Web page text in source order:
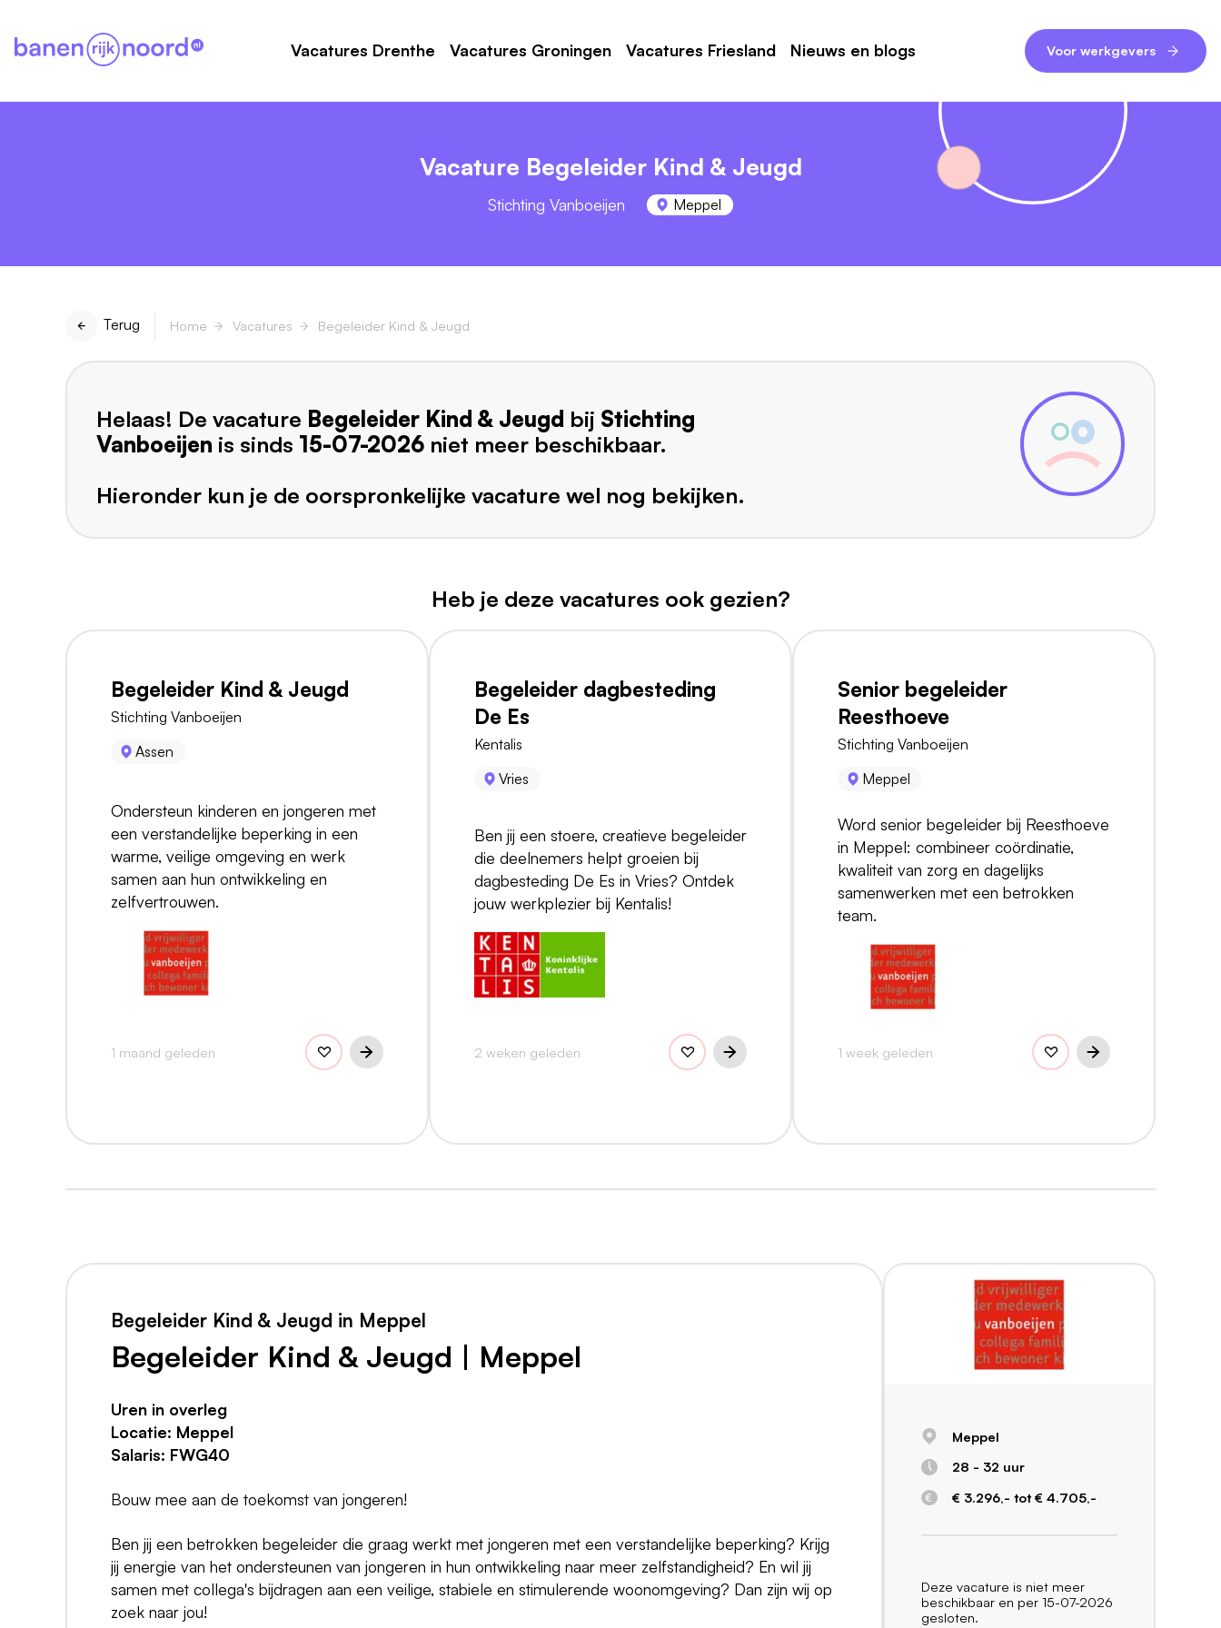
Vacatures Drenthe Vacatures Groningen Vacatures Friesland Nieuws en blogs Voor werkgevers
Vacature Begeleider Kind & Jeugd
Stichting Vanboeijen Meppel
Terug Home Vacatures Begeleider Kind & Jeugd
Helaas! De vacature Begeleider Kind & Jeugd bij Stichting
Vanboeijen is sinds 15-07-2026 niet meer beschikbaar.
Hieronder kun je de oorspronkelijke vacature wel nog bekijken.
Heb je deze vacatures ook gezien?
Begeleider Kind & Jeugd
Stichting Vanboeijen
Assen
Ondersteun kinderen en jongeren met
een verstandelijke beperking in een
warme, veilige omgeving en werk
samen aan hun ontwikkeling en
zelfvertrouwen.
1 maand geleden
Begeleider dagbesteding
De Es
Kentalis
Vries
Ben jij een stoere, creatieve begeleider
die deelnemers helpt groeien bij
dagbesteding De Es in Vries? Ontdek
jouw werkplezier bij Kentalis!
2 weken geleden
Senior begeleider
Reesthoeve
Stichting Vanboeijen
Meppel
Word senior begeleider bij Reesthoeve
in Meppel: combineer coördinatie,
kwaliteit van zorg en dagelijks
samenwerken met een betrokken
team.
1 week geleden
Begeleider Kind & Jeugd in Meppel
Begeleider Kind & Jeugd | Meppel
Uren in overleg
Locatie: Meppel
Salaris: FWG40
Bouw mee aan de toekomst van jongeren!
Ben jij een betrokken begeleider die graag werkt met jongeren met een verstandelijke beperking? Krijg
jij energie van het ondersteunen van jongeren in hun ontwikkeling naar meer zelfstandigheid? En wil jij
samen met collega's bijdragen aan een veilige, stabiele en stimulerende woonomgeving? Dan zijn wij op
zoek naar jou!
Meppel
28 - 32 uur
€ 3.296,- tot € 4.705,-
Deze vacature is niet meer
beschikbaar en per 15-07-2026
gesloten.